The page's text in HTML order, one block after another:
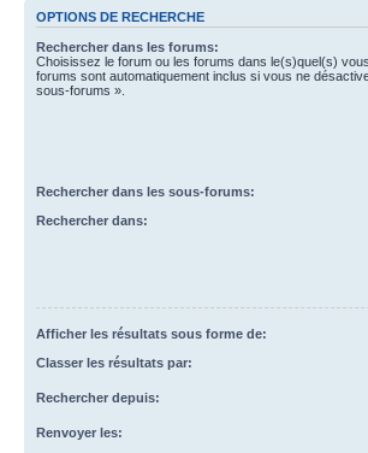
OPTIONS DE RECHERCHE
Rechercher dans les forums:
Choisissez le forum ou les forums dans le(s)quel(s)
forums sont automatiquement inclus si vous ne
sous-forums ».
Rechercher dans les sous-forums:
Rechercher dans:
Afficher les résultats sous forme de:
Classer les résultats par:
Rechercher depuis:
Renvoyer les: